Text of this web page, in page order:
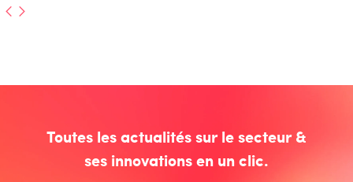
Toutes les actualités sur le secteur &
ses innovations en un clic.